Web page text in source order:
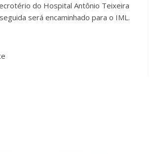
do Hospital Antônio Teixeira
será encaminhado para o IML.